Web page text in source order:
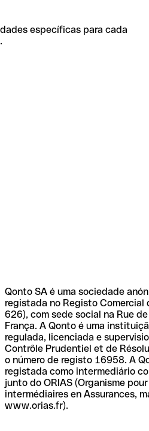
específicas para cada
Qonto SA é uma sociedade
registada no Registo Comercial
626), com sede social na Rue
França. A Qonto é uma
regulada, licenciada e
Contrôle Prudentiel et de
o número de registo 16958. A
registada como intermediário
junto do ORIAS (Organisme
intermédiaires en Assurances,
www.orias.fr).